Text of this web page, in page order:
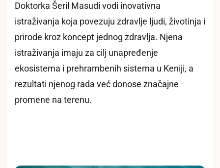
Doktorka Šeril Masudi vodi inovativna
istraživanja koja povezuju zdravlje ljudi, životinja i
prirode kroz koncept jednog zdravlja. Njena
istraživanja imaju za cilj unapređenje
ekosistema i prehrambenih sistema u Keniji, a
rezultati njenog rada već donose značajne
promene na terenu.